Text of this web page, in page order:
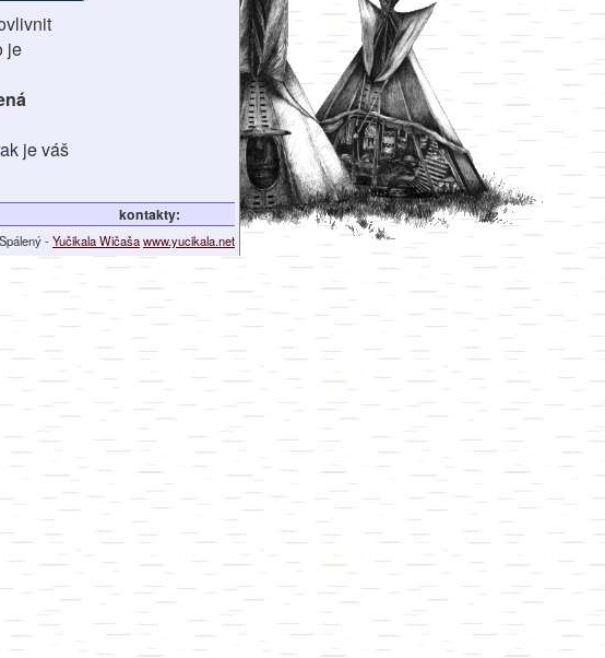
je
je váš
kontakty:
-Yučikala Wičašawww.yucikala.net